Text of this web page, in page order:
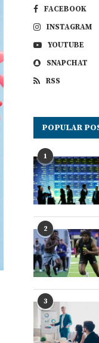
FACEBOOK
INSTAGRAM
YOUTUBE
SNAPCHAT
RSS
POPULAR
1
2
3